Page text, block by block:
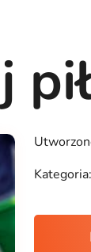
Kategoria: